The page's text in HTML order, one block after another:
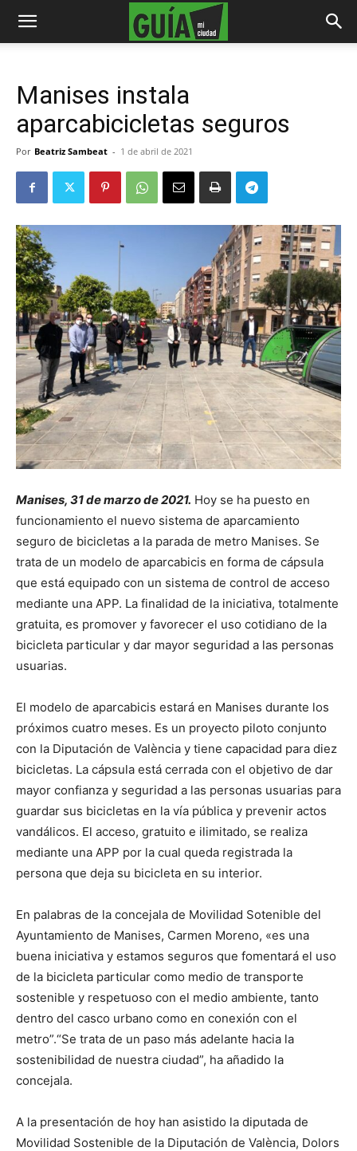
Manises instala
aparcabicicletas seguros
Por Beatriz Sambeat - 1 de abril de 2021
Manises, 31 de marzo de 2021. Hoy se ha puesto en
funcionamiento el nuevo sistema de aparcamiento
seguro de bicicletas a la parada de metro Manises. Se
trata de un modelo de aparcabicis en forma de cápsula
que está equipado con un sistema de control de acceso
mediante una APP. La finalidad de la iniciativa, totalmente
gratuita, es promover y favorecer el uso cotidiano de la
bicicleta particular y dar mayor seguridad a las personas
usuarias.
El modelo de aparcabicis estará en Manises durante los
próximos cuatro meses. Es un proyecto piloto conjunto
con la Diputación de València y tiene capacidad para diez
bicicletas. La cápsula está cerrada con el objetivo de dar
mayor confianza y seguridad a las personas usuarias para
guardar sus bicicletas en la vía pública y prevenir actos
vandálicos. El acceso, gratuito e ilimitado, se realiza
mediante una APP por la cual queda registrada la
persona que deja su bicicleta en su interior.
En palabras de la concejala de Movilidad Sotenible del
Ayuntamiento de Manises, Carmen Moreno, «es una
buena iniciativa y estamos seguros que fomentará el uso
de la bicicleta particular como medio de transporte
sostenible y respetuoso con el medio ambiente, tanto
dentro del casco urbano como en conexión con el
metro”.“Se trata de un paso más adelante hacia la
sostenibilidad de nuestra ciudad”, ha añadido la
concejala.
A la presentación de hoy han asistido la diputada de
Movilidad Sostenible de la Diputación de València, Dolors